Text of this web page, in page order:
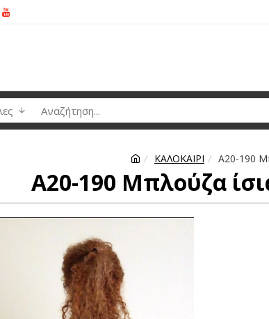
ΚΑΛΟΚΑΙΡΙ A20-190
A20-190 Μπλούζα